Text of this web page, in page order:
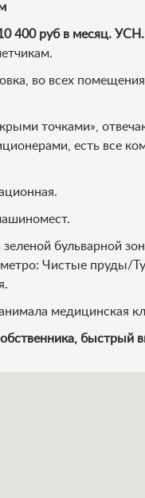
400 руб в месяц. УСН.
во всех
точками»,
есть все
бульварной
Чистые пруды/
медицинская
быстрый